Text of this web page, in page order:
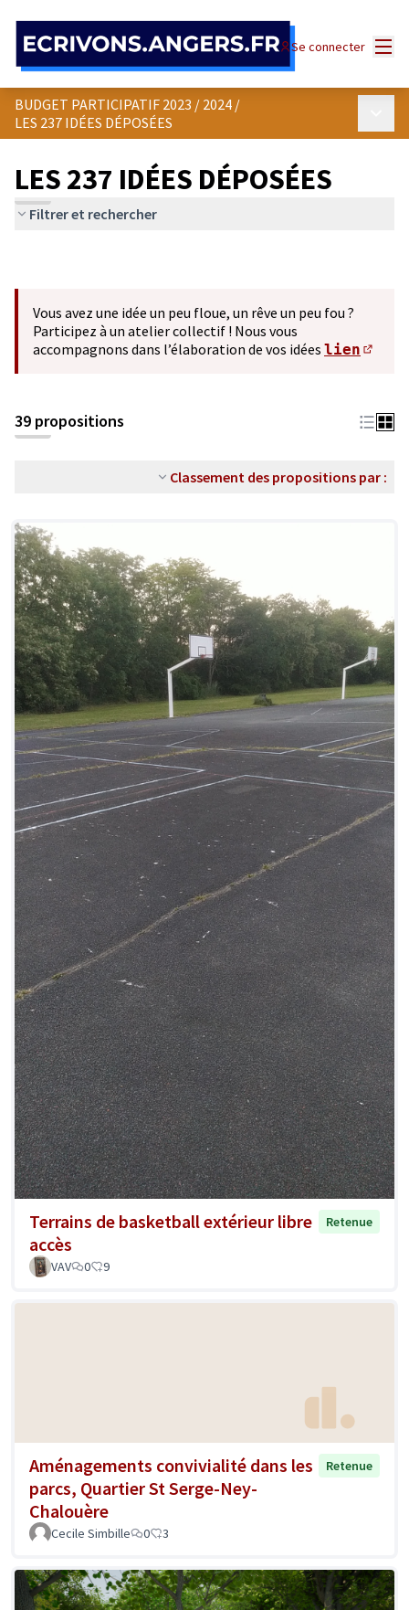
Se connecter
BUDGET PARTICIPATIF 2023 / 2024 /
LES 237 IDÉES DÉPOSÉES
LES 237 IDÉES DÉPOSÉES
Filtrer et rechercher
Vous avez une idée un peu floue, un rêve un peu fou ?
Participez à un atelier collectif ! Nous vous
accompagnons dans l’élaboration de vos idées lien
39 propositions
Classement des propositions par :
Terrains de basketball extérieur libre
accès
Retenue
VAV 0 9
Aménagements convivialité dans les
parcs, Quartier St Serge-Ney-
Chalouère
Retenue
Cecile Simbille 0 3